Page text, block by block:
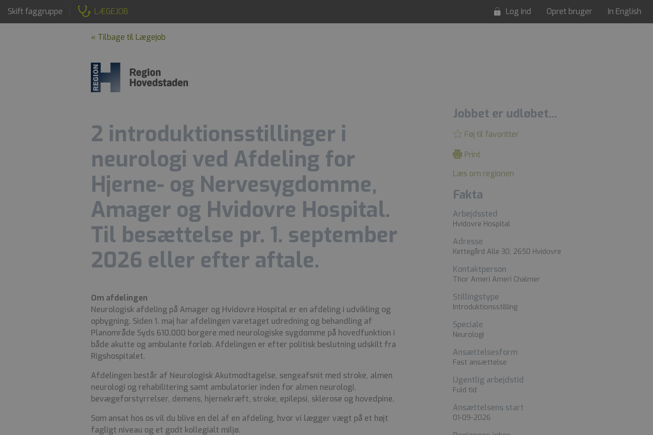
Skift faggruppe LÆGEJOB Log ind Opret bruger In English
« Tilbage til Lægejob
2 introduktionsstillinger i
neurologi ved Afdeling for
Hjerne- og Nervesygdomme,
Amager og Hvidovre Hospital.
Til besættelse pr. 1. september
2026 eller efter aftale.
Om afdelingen
Neurologisk afdeling på Amager og Hvidovre Hospital er en afdeling i udvikling og
opbygning. Siden 1. maj har afdelingen varetaget udredning og behandling af
Planområde Syds 610.000 borgere med neurologiske sygdomme på hovedfunktion i
både akutte og ambulante forløb. Afdelingen er efter politisk beslutning udskilt fra
Rigshospitalet.
Afdelingen består af Neurologisk Akutmodtagelse, sengeafsnit med stroke, almen
neurologi og rehabilitering samt ambulatorier inden for almen neurologi,
bevægeforstyrrelser, demens, hjernekræft, stroke, epilepsi, sklerose og hovedpine.
Som ansat hos os vil du blive en del af en afdeling, hvor vi lægger vægt på et højt
fagligt niveau og et godt kollegialt miljø.
Jobbet er udløbet...
Føj til favoritter
Print
Læs om regionen
Fakta
Arbejdssted
Hvidovre Hospital
Adresse
Kettegård Alle 30, 2650 Hvidovre
Kontaktperson
Thor Ameri Ameri Chalmer
Stillingstype
Introduktionsstilling
Speciale
Neurologi
Ansættelsesform
Fast ansættelse
Ugentlig arbejdstid
Fuld tid
Ansættelsens start
01-09-2026